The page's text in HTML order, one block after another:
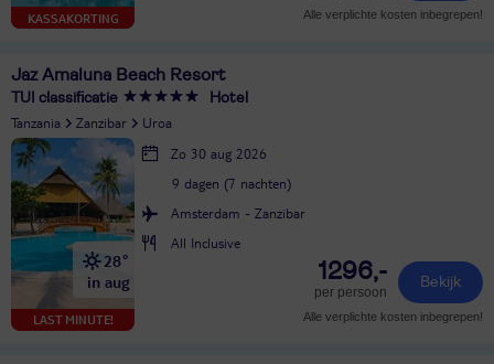
KASSAKORTING Alle verplichte kosten inbegrepen!
Jaz Amaluna Beach Resort
TUI classificatie Hotel
Tanzania Zanzibar Uroa
LAST MINUTE!
28°
in aug
Zo 30 aug 2026
9 dagen (7 nachten)
Amsterdam - Zanzibar
All Inclusive
1296,-
per persoon
Bekijk
Alle verplichte kosten inbegrepen!